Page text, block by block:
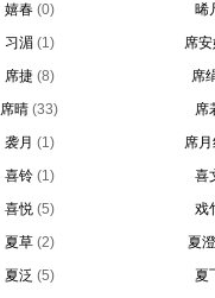
嬉春 (0)
晞
习湄 (1)
席
席捷 (8)
席
席晴 (33)
席
袭月 (1)
席
喜铃 (1)
喜
喜悦 (5)
戏
夏草 (2)
夏
夏泛 (5)
夏